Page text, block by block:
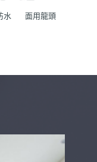
水 面用龍頭